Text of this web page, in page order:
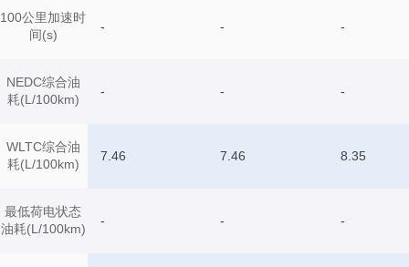
100公里加速时
间(s)
NEDC综合油
耗(L/100km)
WLTC综合油
耗(L/100km)
最低荷电状态
油耗(L/100km)
- - -
- - -
7.46 7.46 8.35
- - -